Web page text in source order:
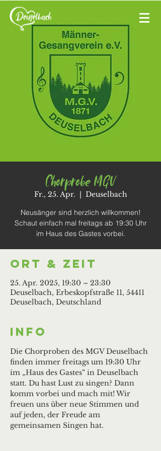
Chorprobe MGV
Fr., 25. Apr.
  |
Deuselbach
Neusänger sind herzlich willkommen!
Schaut einfach mal freitags ab 19:30 Uhr
im Haus des Gastes vorbei.
Ort & Zeit
25. Apr. 2025, 19:30 – 23:30
Deuselbach, Erbeskopfstraße 11, 54411
Deuselbach, Deutschland
Info
Die Chorproben des MGV Deuselbach
finden immer freitags um 19:30 Uhr
im „Haus des Gastes“ in Deuselbach
statt. Du hast Lust zu singen? Dann
komm vorbei und mach mit! Wir
freuen uns über neue Stimmen und
auf jeden, der Freude am
gemeinsamen Singen hat.